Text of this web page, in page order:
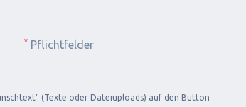
* Pflichtfelder
(Texte oder Dateiuploads) auf den Button